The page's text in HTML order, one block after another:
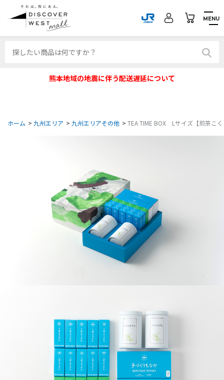
MENU
熊本地域の地震に伴う配送遅延について
ホーム > 九州エリア > 九州エリアその他 > TEA TIME BOX Lサイズ【煎茶こ